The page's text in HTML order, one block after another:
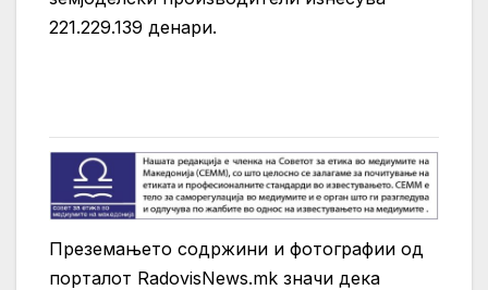
221.229.139 денари.
Преземањето содржини и фотографии од
порталот RadovisNews.mk значи дека